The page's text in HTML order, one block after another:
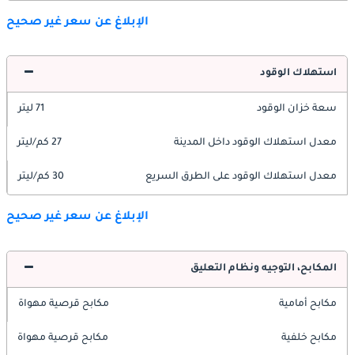
الإبلاغ عن سعر غير صحيح
استهلاك الوقود
سعة خزان الوقود 71 ليتر
معدل استهلاك الوقود داخل المدينة 27 كم/ليتر
معدل استهلاك الوقود على الطرق السريع 30 كم/ليتر
الإبلاغ عن سعر غير صحيح
المكابح، التوجيه ونظام التعليق
مكابح أمامية مكابح قرصية مهواة
مكابح خلفية مكابح قرصية مهواة